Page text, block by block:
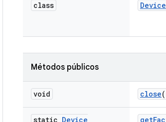
class Device
Métodos públicos
void close
static Device
get